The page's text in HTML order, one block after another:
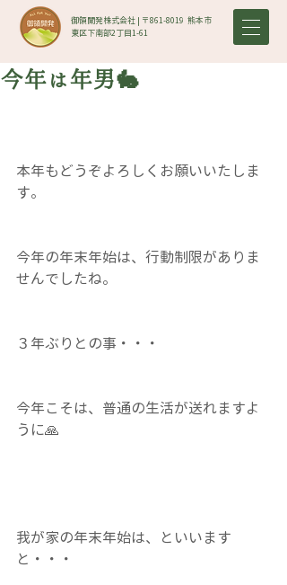
御領開発株式会社 | 〒861-8019​ 熊本市
東区下南部2丁目1-61
今年は年男🐇
本年もどうぞよろしくお願いいたしま
す。
今年の年末年始は、行動制限がありま
せんでしたね。
３年ぶりとの事・・・
今年こそは、普通の生活が送れますよ
うに🙏
我が家の年末年始は、といいます
と・・・